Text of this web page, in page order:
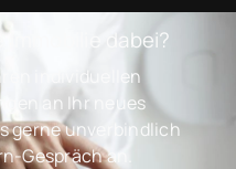
dabei?
individuellen
an Ihr neues
gerne unverbindlich
Gespräch an.